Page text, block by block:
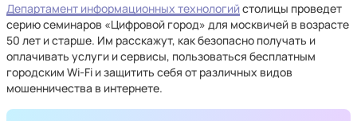
Департамент информационных технологий столицы проведет
серию семинаров «Цифровой город» для москвичей в возрасте
50 лет и старше. Им расскажут, как безопасно получать и
оплачивать услуги и сервисы, пользоваться бесплатным
городским Wi-Fi и защитить себя от различных видов
мошенничества в интернете.